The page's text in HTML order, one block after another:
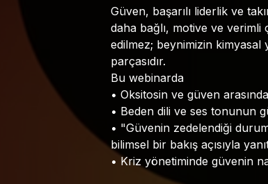
Güven, başarılı liderlik ve
daha bağlı, motive ve verimli
edilmez; beynimizin kimyasal
parçasıdır.
Bu webinarda
• Oksitosin ve güven
• Beden dili ve ses tonunun
• "Güvenin zedelendiği
bilimsel bir bakış açısıyla
• Kriz yönetiminde güvenin